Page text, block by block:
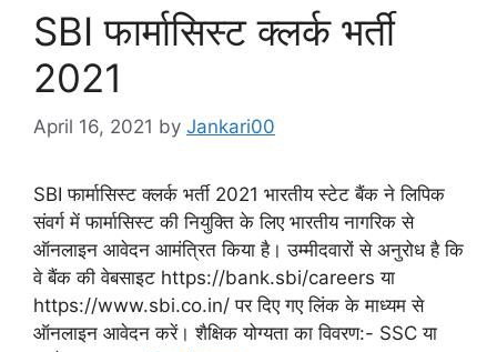
SBI फार्मासिस्ट क्लर्क भर्ती
2021
April 16, 2021 by Jankari00
SBI फार्मासिस्ट क्लर्क भर्ती 2021 भारतीय स्टेट बैंक ने लिपिक
संवर्ग में फार्मासिस्ट की नियुक्ति के लिए भारतीय नागरिक से
ऑनलाइन आवेदन आमंत्रित किया है। उम्मीदवारों से अनुरोध है कि
वे बैंक की वेबसाइट https://bank.sbi/careers या
https://www.sbi.co.in/ पर दिए गए लिंक के माध्यम से
ऑनलाइन आवेदन करें। शैक्षिक योग्यता का विवरण:- SSC या